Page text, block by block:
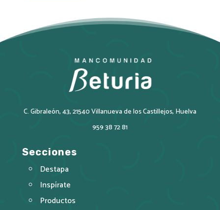
C. Gibraleón, 43, 21540 Villanueva de los Castillejos, Huelva
959 38 72 81
Secciones
Destapa
Inspírate
Productos